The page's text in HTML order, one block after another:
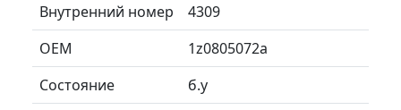
Внутренний номер
4309
ОЕМ
1z0805072a
Состояние
б.у